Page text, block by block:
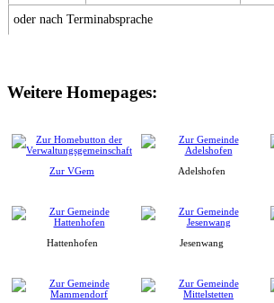
oder nach Terminabsprache
Weitere Homepages:
Zur VGem Adelshofen
Hattenhofen Jesenwang